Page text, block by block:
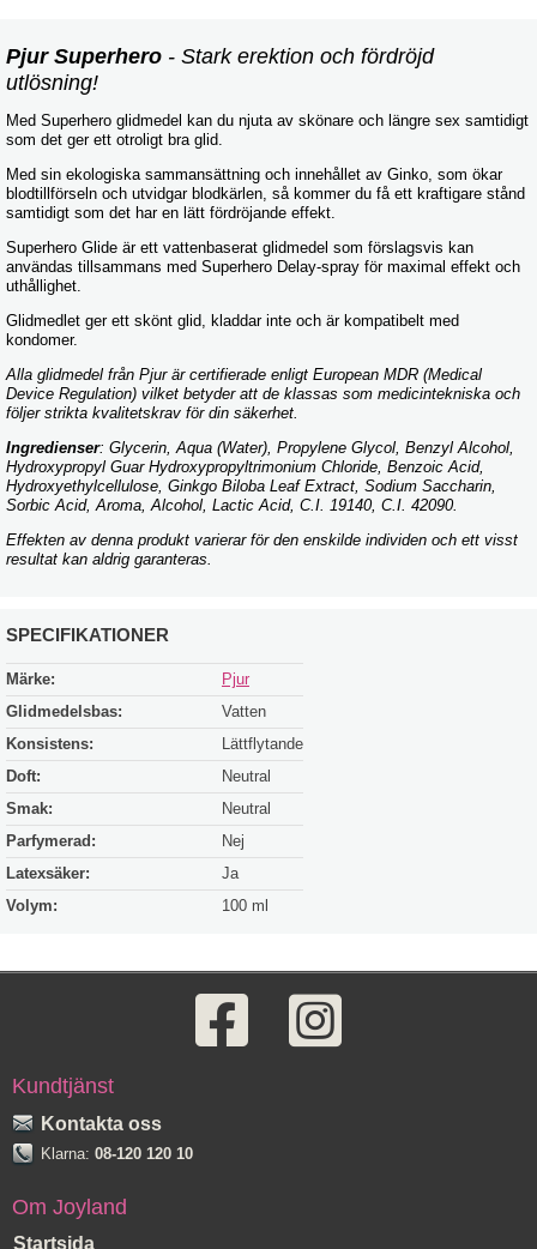
Pjur Superhero - Stark erektion och fördröjd
utlösning!
Med Superhero glidmedel kan du njuta av skönare och längre sex samtidigt
som det ger ett otroligt bra glid.
Med sin ekologiska sammansättning och innehållet av Ginko, som ökar
blodtillförseln och utvidgar blodkärlen, så kommer du få ett kraftigare stånd
samtidigt som det har en lätt fördröjande effekt.
Superhero Glide är ett vattenbaserat glidmedel som förslagsvis kan
användas tillsammans med Superhero Delay-spray för maximal effekt och
uthållighet.
Glidmedlet ger ett skönt glid, kladdar inte och är kompatibelt med
kondomer.
Alla glidmedel från Pjur är certifierade enligt European MDR (Medical
Device Regulation) vilket betyder att de klassas som medicintekniska och
följer strikta kvalitetskrav för din säkerhet.
Ingredienser: Glycerin, Aqua (Water), Propylene Glycol, Benzyl Alcohol,
Hydroxypropyl Guar Hydroxypropyltrimonium Chloride, Benzoic Acid,
Hydroxyethylcellulose, Ginkgo Biloba Leaf Extract, Sodium Saccharin,
Sorbic Acid, Aroma, Alcohol, Lactic Acid, C.I. 19140, C.I. 42090.
Effekten av denna produkt varierar för den enskilde individen och ett visst
resultat kan aldrig garanteras.
SPECIFIKATIONER
Märke:
Pjur
Glidmedelsbas:
Vatten
Konsistens:
Lättflytande
Doft:
Neutral
Smak:
Neutral
Parfymerad:
Nej
Latexsäker:
Ja
Volym:
100 ml
Kundtjänst
Kontakta oss
Klarna: 08-120 120 10
Om Joyland
Startsida